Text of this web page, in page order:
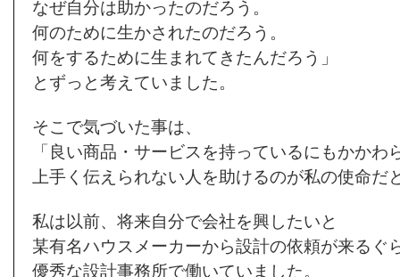
なぜ自分は助かったのだろう。
何のために生かされたのだろう。
何をするために生まれてきたんだろう」
とずっと考えていました。
そこで気づいた事は、
「良い商品・サービスを持っているにもかかわ
上手く伝えられない人を助けるのが私の使命だ
私は以前、将来自分で会社を興したいと
某有名ハウスメーカーから設計の依頼が来るぐ
優秀な設計事務所で働いていました。